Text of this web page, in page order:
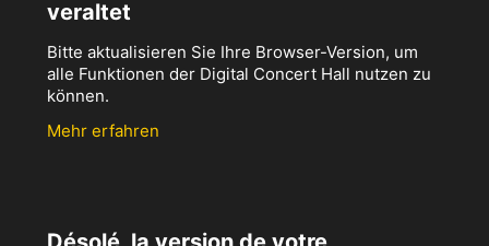
veraltet
Bitte aktualisieren Sie Ihre Browser-Version, um
alle Funktionen der Digital Concert Hall nutzen zu
können.
Mehr erfahren